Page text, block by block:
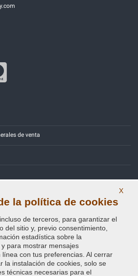
de venta
X
la política de cookies
de terceros, para garantizar el
del sitio y, previo consentimiento,
estadística sobre la
para mostrar mensajes
línea con tus preferencias. Al cerrar
la instalación de cookies, solo se
técnicas necesarias para el